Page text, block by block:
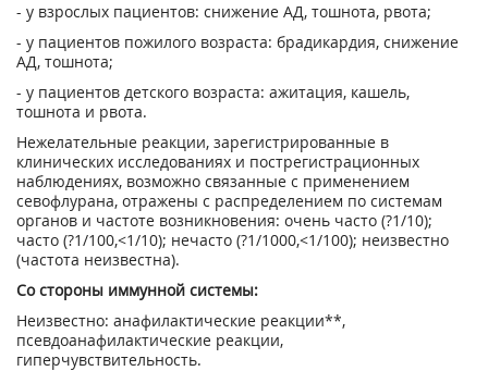
- у взрослых пациентов: снижение АД, тошнота, рвота;
- у пациентов пожилого возраста: брадикардия, снижение
АД, тошнота;
- у пациентов детского возраста: ажитация, кашель,
тошнота и рвота.
Нежелательные реакции, зарегистрированные в
клинических исследованиях и пострегистрационных
наблюдениях, возможно связанные с применением
севофлурана, отражены с распределением по системам
органов и частоте возникновения: очень часто (?1/10);
часто (?1/100,<1/10); нечасто (?1/1000,<1/100); неизвестно
(частота неизвестна).
Со стороны иммунной системы:
Неизвестно: анафилактические реакции**,
псевдоанафилактические реакции,
гиперчувствительность.